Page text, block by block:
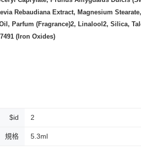
Rebaudiana Extract, Magnesium
Parfum (Fragrance)2, Linalool2, Silica,
(Iron Oxides)
$id 2
規格 5.3ml